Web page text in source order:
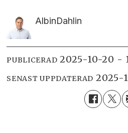
AlbinDahlin
PUBLICERAD 2025-10-20 -
SENAST UPPDATERAD